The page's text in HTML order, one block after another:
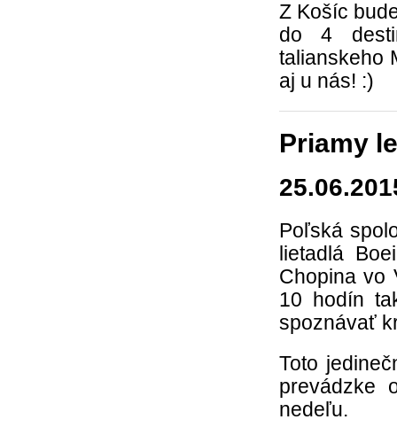
Z Košíc
do 4
talianskeho
aj u nás! :)
Priamy
Poľská
lietadlá
Chopina vo
10 hodín
spoznávať
Toto
prevádzke
nedeľu.